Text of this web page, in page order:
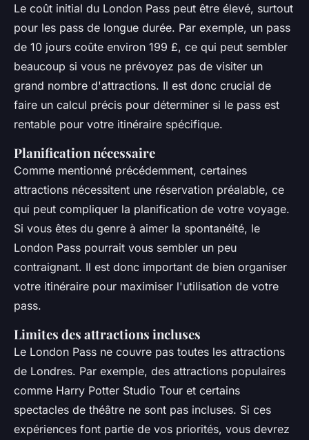
Le coût initial du London Pass peut être élevé, surtout
pour les pass de longue durée. Par exemple, un pass
de 10 jours coûte environ 199 £, ce qui peut sembler
beaucoup si vous ne prévoyez pas de visiter un
grand nombre d'attractions. Il est donc crucial de
faire un calcul précis pour déterminer si le pass est
rentable pour votre itinéraire spécifique.
Planification nécessaire
Comme mentionné précédemment, certaines
attractions nécessitent une réservation préalable, ce
qui peut compliquer la planification de votre voyage.
Si vous êtes du genre à aimer la spontanéité, le
London Pass pourrait vous sembler un peu
contraignant. Il est donc important de bien organiser
votre itinéraire pour maximiser l'utilisation de votre
pass.
Limites des attractions incluses
Le London Pass ne couvre pas toutes les attractions
de Londres. Par exemple, des attractions populaires
comme Harry Potter Studio Tour et certains
spectacles de théâtre ne sont pas incluses. Si ces
expériences font partie de vos priorités, vous devrez